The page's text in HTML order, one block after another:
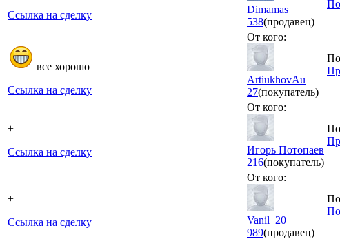
Ссылка на сделку
Dimamas
538(продавец)
все хорошо
Ссылка на сделку
От кого:
ArtiukhovAu
27(покупатель)
По
+
Ссылка на сделку
От кого:
Игорь Потопаев
216(покупатель)
По
+
Ссылка на сделку
От кого:
Vanil_20
989(продавец)
По